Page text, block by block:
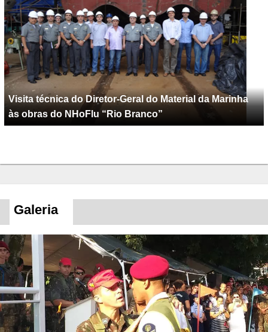
Visita técnica do Diretor-Geral do Material da Marinha
às obras do NHoFlu “Rio Branco”
Galeria